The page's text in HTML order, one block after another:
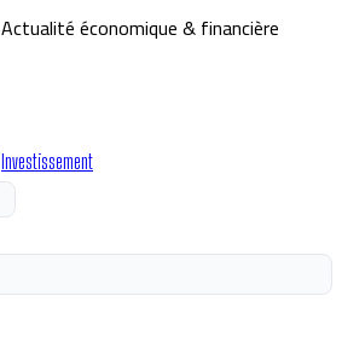
Actualité économique & financière
Investissement